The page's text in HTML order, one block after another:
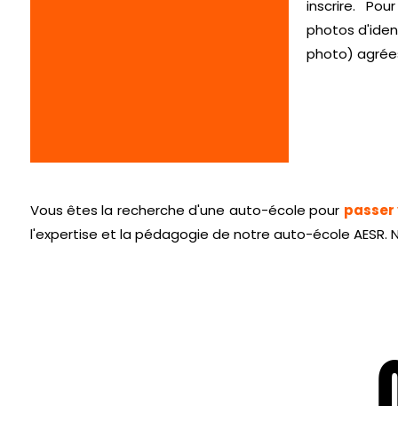
inscrire.
photos
photo)
Vous êtes la recherche d'une auto-école pour passer
l'expertise et la pédagogie de notre auto-école AESR.